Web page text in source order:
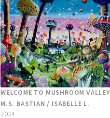
WELCOME TO MUSHROOM VALLEY
M.S. BASTIAN / ISABELLE L.
2024